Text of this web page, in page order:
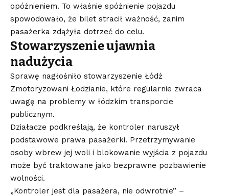
opóźnieniem. To właśnie spóźnienie pojazdu
spowodowało, że bilet stracił ważność, zanim
pasażerka zdążyła dotrzeć do celu.
Stowarzyszenie ujawnia
nadużycia
Sprawę nagłośniło stowarzyszenie Łódź
Zmotoryzowani Łodzianie, które regularnie zwraca
uwagę na problemy w łódzkim transporcie
publicznym.
Działacze podkreślają, że kontroler naruszył
podstawowe prawa pasażerki. Przetrzymywanie
osoby wbrew jej woli i blokowanie wyjścia z pojazdu
może być traktowane jako bezprawne pozbawienie
wolności.
„Kontroler jest dla pasażera, nie odwrotnie” –